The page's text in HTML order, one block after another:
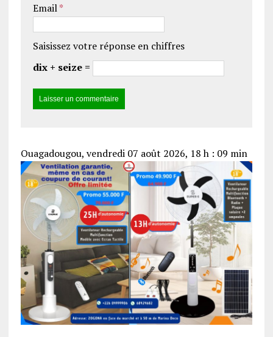
Email*
Saisissez votre réponse en chiffres
dix + seize =
Ouagadougou, vendredi 07 août 2026, 18 h : 09 min